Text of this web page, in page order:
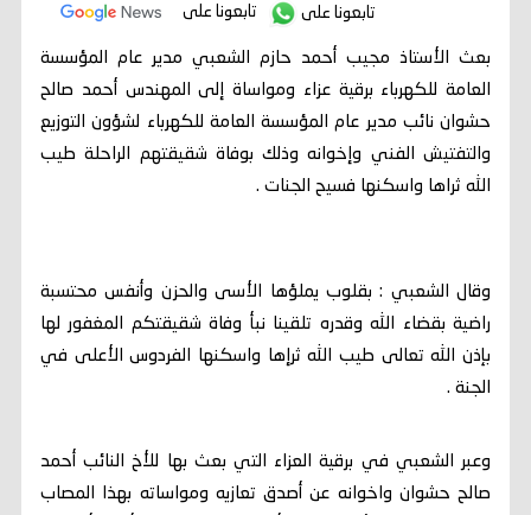
تابعونا على تابعونا على
بعث الأستاذ مجيب أحمد حازم الشعبي مدير عام المؤسسة
العامة للكهرباء برقية عزاء ومواساة إلى المهندس أحمد صالح
حشوان نائب مدير عام المؤسسة العامة للكهرباء لشؤون التوزيع
والتفتيش الفني وإخوانه وذلك بوفاة شقيقتهم الراحلة طيب
الله ثراها واسكنها فسيح الجنات .
وقال الشعبي : بقلوب يملؤها الأسى والحزن وأنفس محتسبة
راضية بقضاء الله وقدره تلقينا نبأ وفاة شقيقتكم المغفور لها
بإذن الله تعالى طيب الله ثرإها واسكنها الفردوس الأعلى في
الجنة .
وعبر الشعبي في برقية العزاء التي بعث بها للأخ النائب أحمد
صالح حشوان واخوانه عن أصدق تعازيه ومواساته بهذا المصاب